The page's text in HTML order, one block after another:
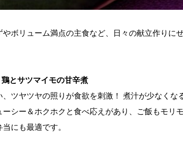
やボリューム満点の主食など、日々の献立作りに
鶏とサツマイモの甘辛煮
ツヤツヤの照りが食欲を刺激！ 煮汁が少なくな
シー＆ホクホクと食べ応えがあり、ご飯もモリ
にも最適です。